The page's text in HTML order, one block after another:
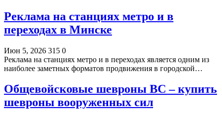
Реклама на станциях метро и в
переходах в Минске
Июн 5, 2026 315 0
Реклама на станциях метро и в переходах является одним из
наиболее заметных форматов продвижения в городской…
Общевойсковые шевроны ВС – купить
шевроны вооруженных сил